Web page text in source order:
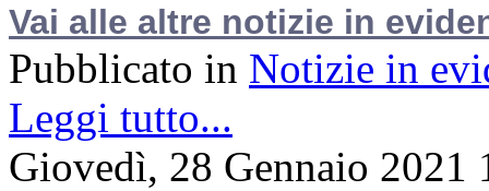
Vai alle altre notizie in
Pubblicato in Notizie in
Leggi tutto...
Giovedì, 28 Gennaio 2021